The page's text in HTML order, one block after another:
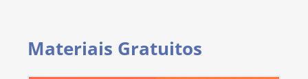
Materiais Gratuitos